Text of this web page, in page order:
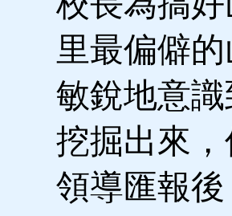
里最偏僻
敏銳地意
挖掘出來
領導匯報